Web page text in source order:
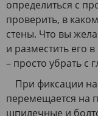
определиться с
проверить, в
стены. Что вы
и разместить его
– просто убрать с
При фиксации на
перемещается на
шпилечные и